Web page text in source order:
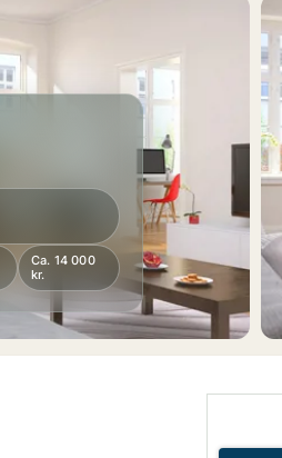
Ca. 14 000
kr.